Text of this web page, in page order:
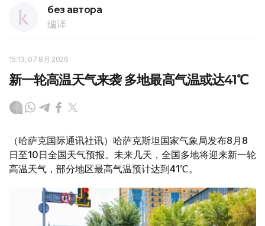
без автора
编译
15:13, 07 8月 2026
新一轮高温天气来袭 多地最高气温或达41℃
（哈萨克国际通讯社讯）哈萨克斯坦国家气象局发布8月8
日至10日全国天气预报。未来几天，全国多地将迎来新一轮
高温天气，部分地区最高气温预计达到41℃。